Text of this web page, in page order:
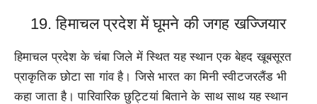
19. हिमाचल प्रदेश में घूमने की जगह खज्जियार
हिमाचल प्रदेश के चंबा जिले में स्थित यह स्थान एक बेहद खूबसूरत
प्राकृतिक छोटा सा गांव है। जिसे भारत का मिनी स्वीटजरलैंड भी
कहा जाता है। पारिवारिक छुट्टियां बिताने के साथ साथ यह स्थान